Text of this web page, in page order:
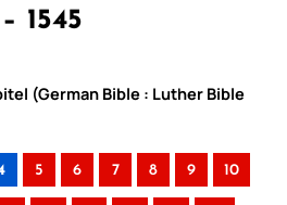
1545
(German Bible : Luther Bible
5 6 7 8 9 10